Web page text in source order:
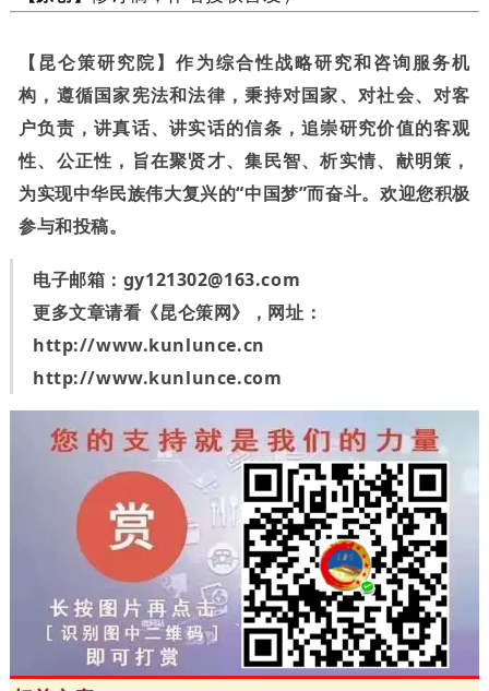
【昆仑策研究院】作为综合性战略研究和咨询服务机
构，遵循国家宪法和法律，秉持对国家、对社会、对客
户负责，讲真话、讲实话的信条，追崇研究价值的客观
性、公正性，旨在聚贤才、集民智、析实情、献明策，
为实现中华民族伟大复兴的“中国梦”而奋斗。欢迎您积极
参与和投稿。
电子邮箱： gy121302@163.com
更多文章请看《昆仑策网》，网址：
http://www.kunlunce.cn
http://www.kunlunce.com